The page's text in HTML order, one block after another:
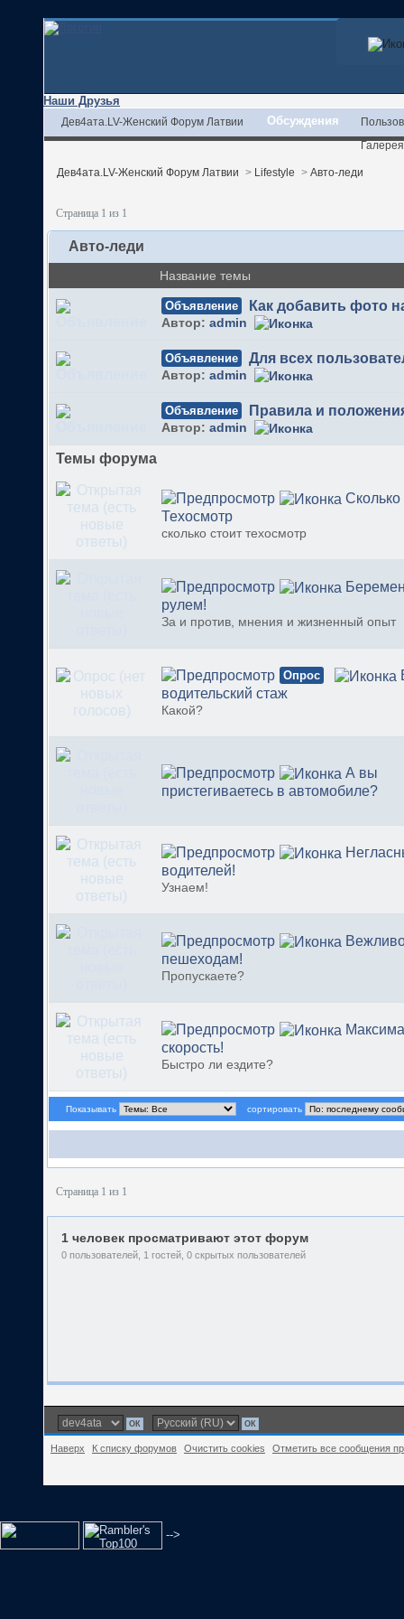
Наши Друзья
Дев4ата.LV-Женский Форум Латвии Обсуждения
Галерея
Дев4ата.LV-Женский Форум Латвии > Lifestyle > Авто-леди
Страница 1 из 1
Авто-леди
Название темы
Объявление Как добавить фото
Автор: admin
Объявление Для всех
Автор: admin
Объявление Правила и
Автор: admin
Темы форума
Сколько
Техосмотр
сколько стоит техосмотр
рулем!
За и против, мнения и жизненный опыт
Опрос
водительский стаж
Какой?
А вы
пристегиваетесь в автомобиле?
водителей!
Узнаем!
пешеходам!
Пропускаете?
скорость!
Быстро ли ездите?
Показывать сортировать
Страница 1 из 1
1 человек просматривают этот форум
0 пользователей, 1 гостей, 0 скрытых пользователей
Наверх К списку форумов Очистить cookies Отметить все сообщения
-->